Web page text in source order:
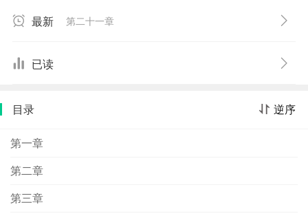
就从这个跟踪事件酝酿而来。一手策划绑架游戏的佐久间
老爸勒索的三亿赎金……这个绑架案到底谁才是真正的主
便在日本造成轰动，一时洛阳纸贵，随即改编成电影《g＠
最新 第二十一章
已读
逆序
目录
第一章
第二章
第三章